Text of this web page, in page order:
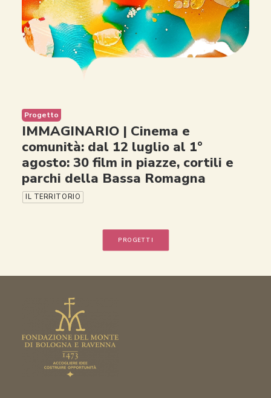
Progetto
IMMAGINARIO | Cinema e
comunità: dal 12 luglio al 1°
agosto: 30 film in piazze, cortili e
parchi della Bassa Romagna
IL TERRITORIO
PROGETTI